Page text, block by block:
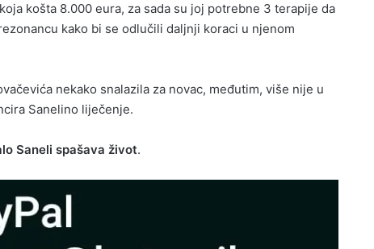
košta 8.000 eura, za sada su joj potrebne 3 terapije da
kako bi se odlučili daljnji koraci u njenom
nekako snalazila za novac, međutim, više nije u
Sanelino liječenje.
Saneli spašava život.